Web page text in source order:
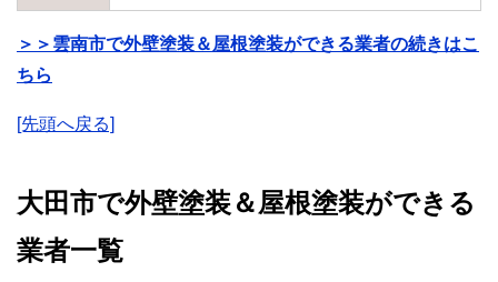
＞＞雲南市で外壁塗装＆屋根塗装ができる業者の続きはこ
ちら
[先頭へ戻る]
大田市で外壁塗装＆屋根塗装ができる
業者一覧